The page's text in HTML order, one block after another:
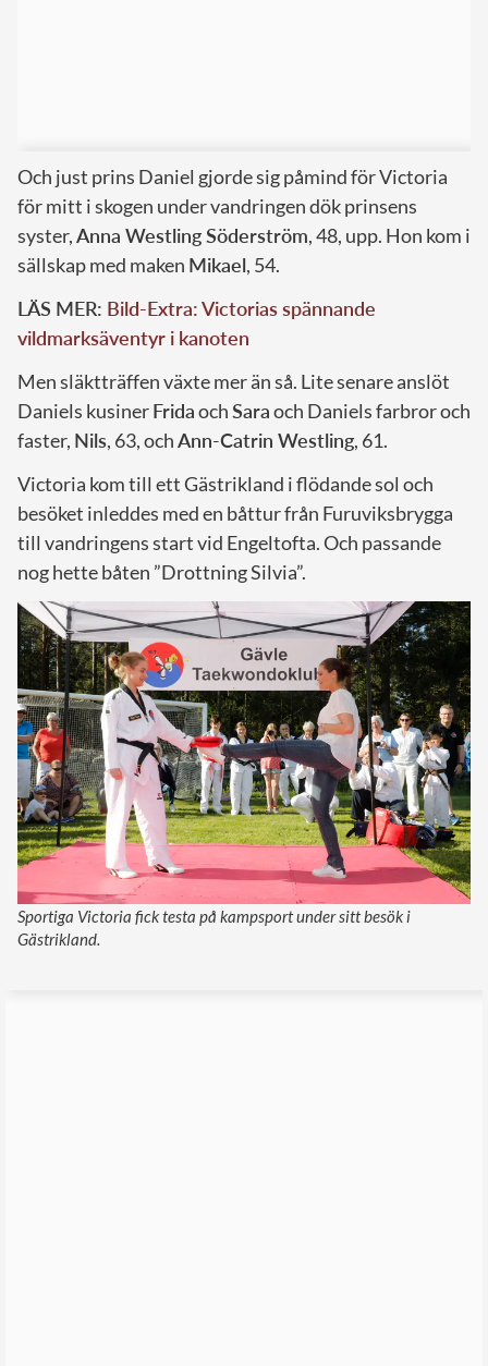
Och just prins Daniel gjorde sig påmind för Victoria
för mitt i skogen under vandringen dök prinsens
syster,Anna Westling Söderström, 48, upp. Hon kom i
sällskap med maken Mikael, 54.
LÄS MER: Bild-Extra: Victorias spännande
vildmarksäventyr i kanoten
Men släktträffen växte mer än så. Lite senare anslöt
Daniels kusinerFridaochSaraoch Daniels farbror och
faster, Nils, 63, ochAnn-Catrin Westling, 61.
Victoria kom till ett Gästrikland i flödande sol och
besöket inleddes med en båttur från Furuviksbrygga
till vandringens start vid Engeltofta. Och passande
nog hette båten ”Drottning Silvia”.
Sportiga Victoria fick testa på kampsport under sitt besök i
Gästrikland.